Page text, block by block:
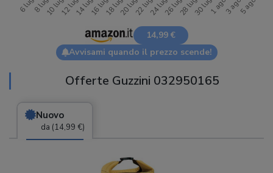
14,99 €
Avvisami quando il prezzo scende!
Offerte Guzzini 032950165
Nuovo
da (14,99 €)